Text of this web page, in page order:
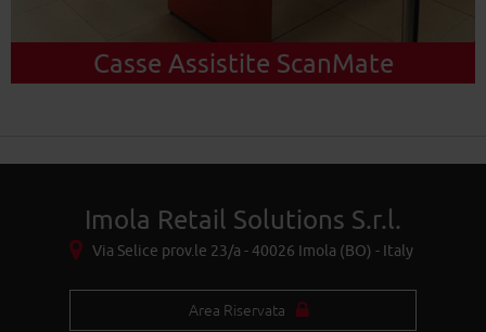
Casse Assistite ScanMate
Imola Retail Solutions S.r.l.
Via Selice prov.le 23/a - 40026 Imola (BO) - Italy
Area Riservata